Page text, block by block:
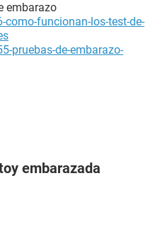
embarazo
funcionan-los-test-de-
pruebas-de-embarazo-
embarazada